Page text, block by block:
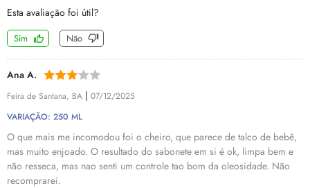
Esta avaliação foi útil?
Sim Não
Ana A.
Feira de Santana, BA | 07/12/2025
VARIAÇÃO: 250 ML
O que mais me incomodou foi o cheiro, que parece de talco de bebê,
mas muito enjoado. O resultado do sabonete em si é ok, limpa bem e
não resseca, mas nao senti um controle tao bom da oleosidade. Não
recomprarei.